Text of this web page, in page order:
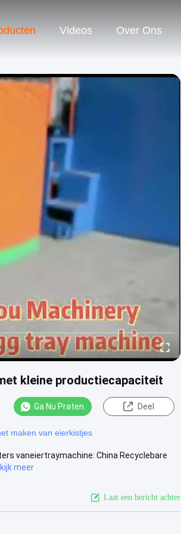
Videos Over Ons
kleine productiecapaciteit
Ga Nu Praten. Deel
maken van eierkistjes
vaneiertraymachine: China Recyclebare
meer
Laat een bericht achter